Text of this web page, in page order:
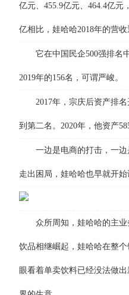
亿元、455.9亿元、464.4亿元
亿相比，娃哈哈2018年的营收
它在中国民企500强排名中
2019年的156名，可谓严峻。
2017年，宗庆后资产排名
到第二名。2020年，他资产
一边是电商的打击，一边
走出困局，娃哈哈也早就开始
众所周知，娃哈哈的主业
饮品相继崛起，娃哈哈在整个
眼看着单卖饮料已经没法做